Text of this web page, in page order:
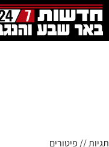
תגיות // פיטורים